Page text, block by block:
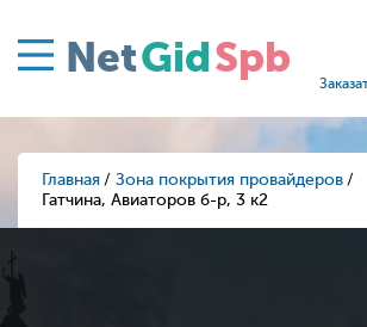
NetGidSpb
Главная
Зона покрытия провайдеров
Гатчина, Авиаторов б-р, 3 к2